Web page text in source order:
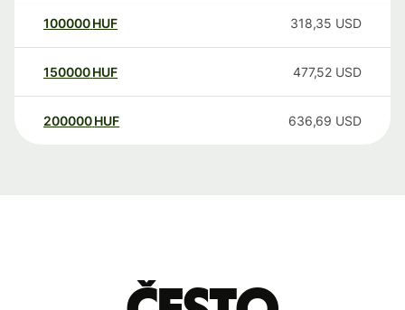
100000 HUF 318,35 USD
150000 HUF 477,52 USD
200000 HUF 636,69 USD